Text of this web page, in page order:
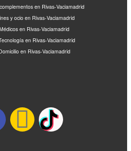
en Rivas-Vaciamadrid
y ocio en Rivas-Vaciamadrid
en Rivas-Vaciamadrid
en Rivas-Vaciamadrid
en Rivas-Vaciamadrid